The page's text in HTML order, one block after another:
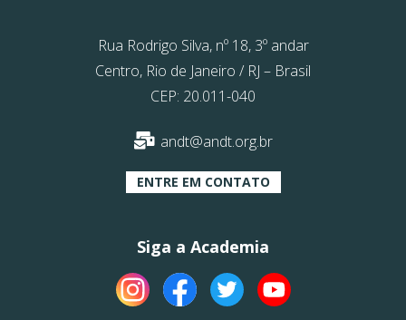
Rua Rodrigo Silva, nº 18, 3º andar
Centro, Rio de Janeiro / RJ – Brasil
CEP: 20.011-040
andt@andt.org.br
ENTRE EM CONTATO
Siga a Academia